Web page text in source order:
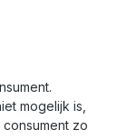
mogelijk is,
zo